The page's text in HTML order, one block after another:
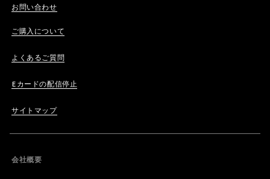
お問い合わせ
ご購入について
よくあるご質問
Eカードの配信停止
サイトマップ
会社概要